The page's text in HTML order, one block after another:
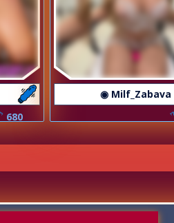
680
◉ Milf_Zabava